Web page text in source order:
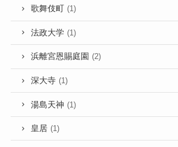
歌舞伎町 (1)
法政大学 (1)
浜離宮恩賜庭園 (2)
深大寺 (1)
湯島天神 (1)
皇居 (1)